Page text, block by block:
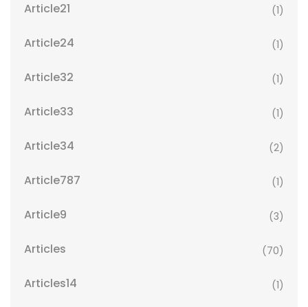
Article21 (1)
Article24 (1)
Article32 (1)
Article33 (1)
Article34 (2)
Article787 (1)
Article9 (3)
Articles (70)
Articles14 (1)